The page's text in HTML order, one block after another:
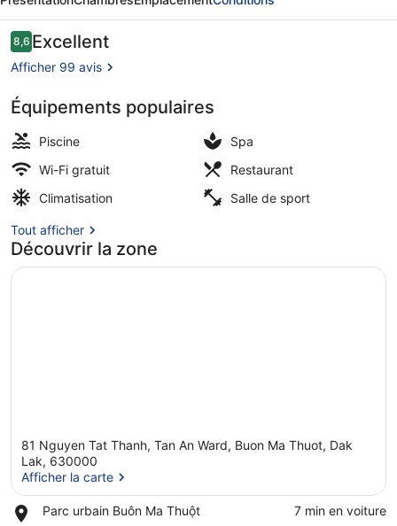
Luxury
Buon
Ma
Thuot
Vue de la chambre
Avis
voyageurs
8,68,6 sur 10
Excellent
Afficher 99 avis
Équipements populaires
Piscine
Spa
Wi-Fi gratuit
Restaurant
Climatisation
Salle de sport
Tout afficher
Découvrir la zone
Afficher la carte
81 Nguyen Tat Thanh, Tan An Ward, Buon Ma Thuot, Dak
Lak, 630000
Afficher la carte
Parc urbain Buôn Ma Thuột
Place,
‪7 min en voiture‬